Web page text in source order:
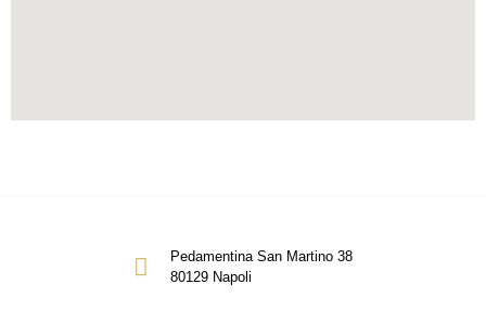
Pedamentina San Martino 38
80129 Napoli